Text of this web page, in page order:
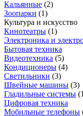
Кальянные (2)
Зоопарки (1)
Культура и искусство
Кинотеатры (1)
Электроника и
Бытовая техника
Видеотехника (5)
Кондиционеры (4)
Светильники (3)
Швейные машины (3)
Гладильные системы (1
Цифровая техника
Мобильные телефоны